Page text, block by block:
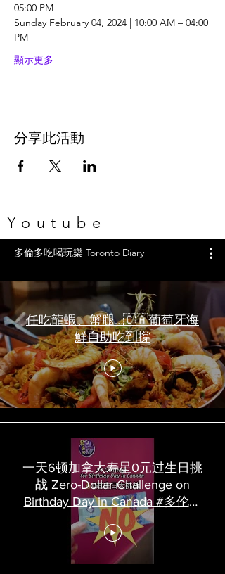
05:00 PM
Sunday February 04, 2024 | 10:00 AM – 04:00
PM
顯示更多
分享此活動
Youtube
多倫多吃喝玩樂 Toronto Diary
任吃龍蝦、蟹腿…🇨🇦葡萄牙海
鮮自助吃到撐
一天6顿加拿大寿星0元过生日挑
战 Zero-Dollar Challenge on
Birthday Day in Canada #多伦多
吃喝玩乐 #多伦多美食
#torontofood